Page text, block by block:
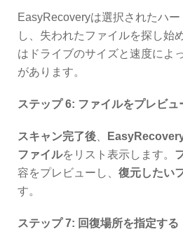
EasyRecoveryは選択されたハ
し、失われたファイルを探し始
はドライブのサイズと速度によ
があります。
ステップ 6: ファイルをプレビュ
スキャン完了後
ファイルをリスト表示します。
容をプレビューし、 復元したい
す。
ステップ 7: 回復場所を指定する